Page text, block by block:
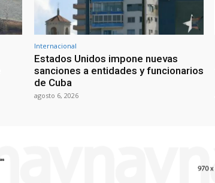
Internacional
Estados Unidos impone nuevas
sanciones a entidades y funcionarios
de Cuba
agosto 6, 2026